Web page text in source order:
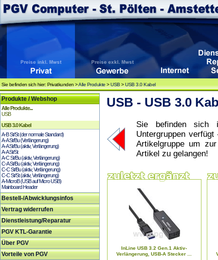
Sie befinden sich hier: Privatkunden >Alle Produkte >USB >USB 3.0 Kabel
Produkte / Webshop
Alle Produkte...
USB
USB 3.0 Kabel
A-B St/St (der normale Standard)
A-A St/Bu (Verlängerung)
A-A St/Bu (aktiv, Verlängerung)
A-A St/St
A-C St/Bu (aktiv, Verlängerung)
C-A St/Bu (aktiv, Verlängerung)
C-C St/Bu (aktiv, Verlängerung)
C-C St/St (aktiv, Verlängerung)
A-MicroB (USB auf Micro USB)
Mainboard Header
Bestell-/Abwicklungsinfos
Vertrag widerrufen
Dienstleistung/Reparatur
PGV KTL-Garantie
Über PGV
Vorteile von PGV
USB - USB 3.0
Sie befinden sich
Untergruppen
Artikelgruppe um
Artikel zu gelangen!
InLine USB 3.2 Gen.1 Aktiv-
Verlängerung, USB-A Stecker ...